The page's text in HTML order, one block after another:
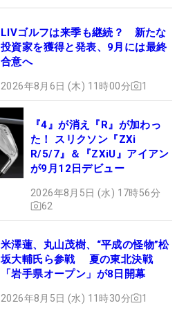
LIVゴルフは来季も継続？ 新たな
投資家を獲得と発表、9月には最終
合意へ
2026年8月6日 (木) 11時00分 1
『4』が消え『R』が加わっ
た！ スリクソン『ZXi
R/5/7』＆『ZXiU』アイアン
が9月12日デビュー
2026年8月5日 (水) 17時56分
62
米澤蓮、丸山茂樹、“平成の怪物”松
坂大輔氏ら参戦 夏の東北決戦
「岩手県オープン」が8日開幕
2026年8月5日 (水) 11時30分 1